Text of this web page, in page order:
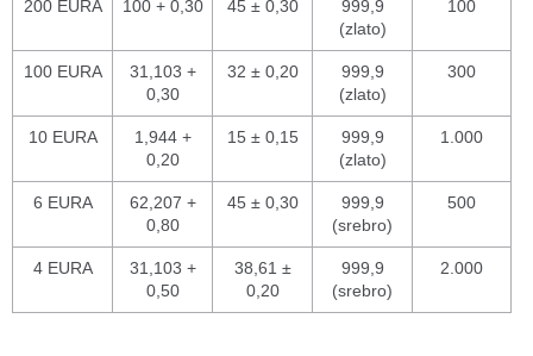
200 EURA 100 + 0,30 45 ± 0,30
999,9
(zlato)
100
100 EURA
31,103 +
0,30
32 ± 0,20
999,9
(zlato)
300
10 EURA
1,944 +
0,20
15 ± 0,15
999,9
(zlato)
1.000
6 EURA
62,207 +
0,80
45 ± 0,30
999,9
(srebro)
500
4 EURA
31,103 +
0,50
38,61 ±
0,20
999,9
(srebro)
2.000